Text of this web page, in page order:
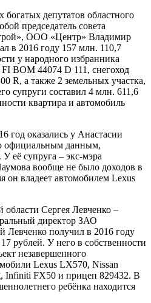
богатых депутатов областного
председатель совета
ООО «Центр» Владимир
в 2016 году 157 млн. 110,7
у народного избранника
BOM 44074 D 111, снегоход
R, а также 2 земельных участка,
супруги составил 4 млн. 611,6
квартира и автомобиль
год оказались у Анастасии
официальным данным,
У её супруга – экс-мэра
вообще не было доходов в
он владеет автомобилем Lexus
Сергея Левченко –
директор ЗАО
Левченко получил в 2016 году
рублей. У него в собственности
незавершенного
Lexus LX570, Nissan
Infiniti FX50 и прицеп 829432. В
ребёнка находится